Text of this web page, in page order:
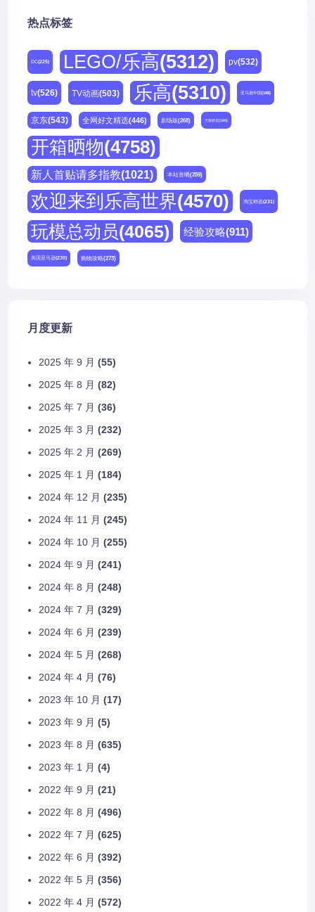
热点标签
DC(225) LEGO/乐高(5312) pv(532)
tv(526) TV动画(503) 乐高(5310) 亚马逊中国(188)
京东(543) 全网好文精选(446) 剧场版(268) 天猫精选(180)
开箱晒物(4758)
新人首贴请多指教(1021) 本站首晒(259)
欢迎来到乐高世界(4570) 淘宝精选(231)
玩模总动员(4065) 经验攻略(911)
美国亚马逊(230) 购物攻略(273)
月度更新
2025 年 9 月 (55)
2025 年 8 月 (82)
2025 年 7 月 (36)
2025 年 3 月 (232)
2025 年 2 月 (269)
2025 年 1 月 (184)
2024 年 12 月 (235)
2024 年 11 月 (245)
2024 年 10 月 (255)
2024 年 9 月 (241)
2024 年 8 月 (248)
2024 年 7 月 (329)
2024 年 6 月 (239)
2024 年 5 月 (268)
2024 年 4 月 (76)
2023 年 10 月 (17)
2023 年 9 月 (5)
2023 年 8 月 (635)
2023 年 1 月 (4)
2022 年 9 月 (21)
2022 年 8 月 (496)
2022 年 7 月 (625)
2022 年 6 月 (392)
2022 年 5 月 (356)
2022 年 4 月 (572)